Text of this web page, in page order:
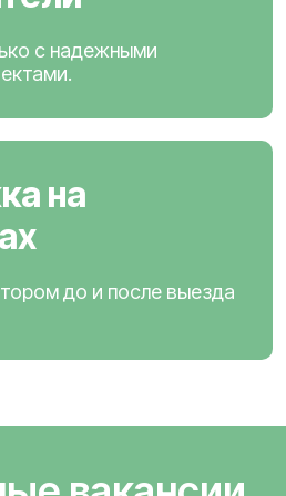
с надежными
на
до и после выезда